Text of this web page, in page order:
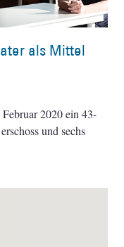
als Mittel
Februar 2020 ein 43-
und sechs